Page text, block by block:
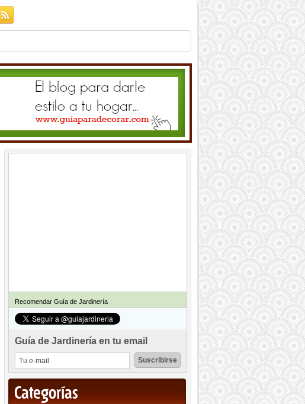
Recomendar Guía de Jardinería
Guía de Jardinería en tu email
Categorías